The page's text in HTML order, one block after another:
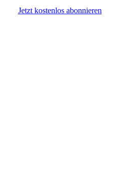
Jetzt kostenlos abonnieren